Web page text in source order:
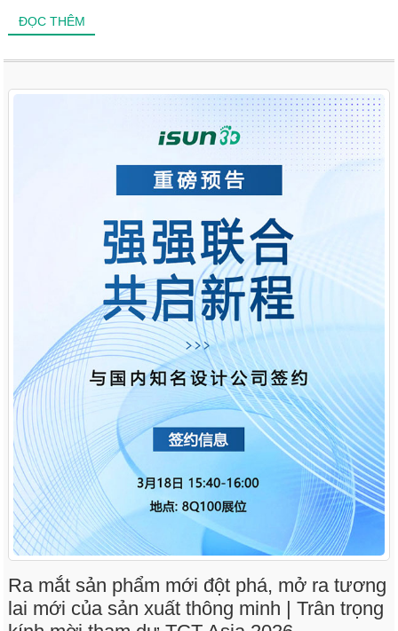
ĐỌC THÊM
Ra mắt sản phẩm mới đột phá, mở ra tương
lai mới của sản xuất thông minh | Trân trọng